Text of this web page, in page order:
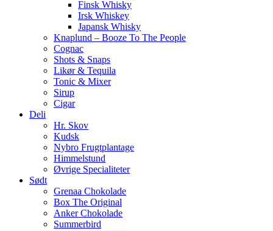
Finsk Whisky
Irsk Whiskey
Japansk Whisky
Knaplund – Booze To The People
Cognac
Shots & Snaps
Likør & Tequila
Tonic & Mixer
Sirup
Cigar
Deli
Hr. Skov
Kudsk
Nybro Frugtplantage
Himmelstund
Øvrige Specialiteter
Sødt
Grenaa Chokolade
Box The Original
Anker Chokolade
Summerbird